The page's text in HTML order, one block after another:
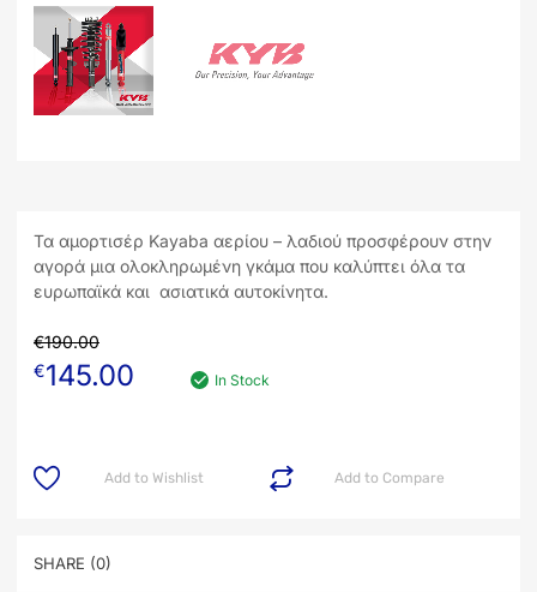
Τα αμορτισέρ Kayaba αερίου – λαδιού προσφέρουν στην
αγορά μια ολοκληρωμένη γκάμα που καλύπτει όλα τα
ευρωπαϊκά και ασιατικά αυτοκίνητα.
€190.00
€145.00 In Stock
Add to Compare
Add to Wishlist
SHARE (0)